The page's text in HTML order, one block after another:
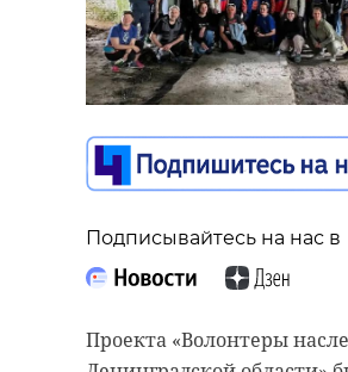
Подписывайтесь на нас в
Проекта «Волонтеры